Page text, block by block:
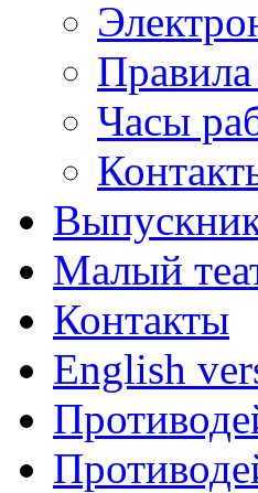
Часы
Малый
Контакты
English